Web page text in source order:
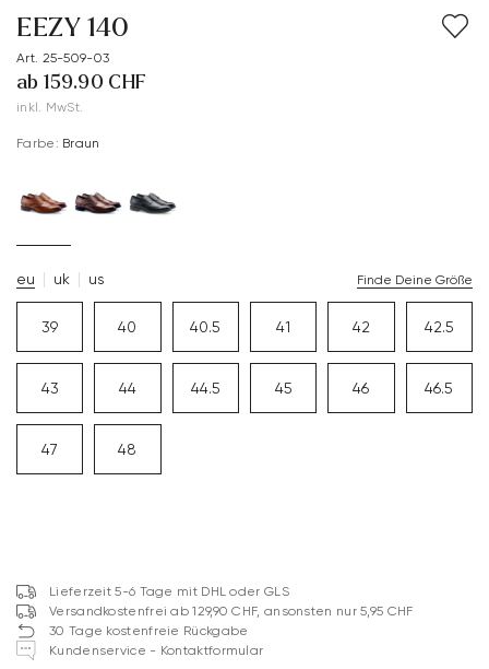
EEZY 140
Art. 25-509-03
ab 159.90 CHF
inkl. MwSt.
Farbe: Braun
eu uk us Finde Deine Größe
39 40 40.5 41 42 42.5
43 44 44.5 45 46 46.5
47 48
Lieferzeit 5-6 Tage mit DHL oder GLS
Versandkostenfrei ab 129,90 CHF, ansonsten nur 5,95 CHF
30 Tage kostenfreie Rückgabe
Kundenservice - Kontaktformular